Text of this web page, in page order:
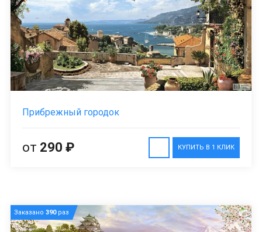
Прибрежный городок
КУПИТЬ В 1 КЛИК
от 290 ₽
Заказано 390раз